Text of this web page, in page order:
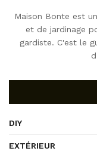
Maison Bonte est
et de jardinage
gardiste. C'est le
DIY
EXTÉRIEUR